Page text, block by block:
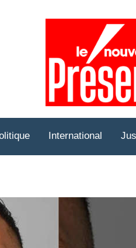
International